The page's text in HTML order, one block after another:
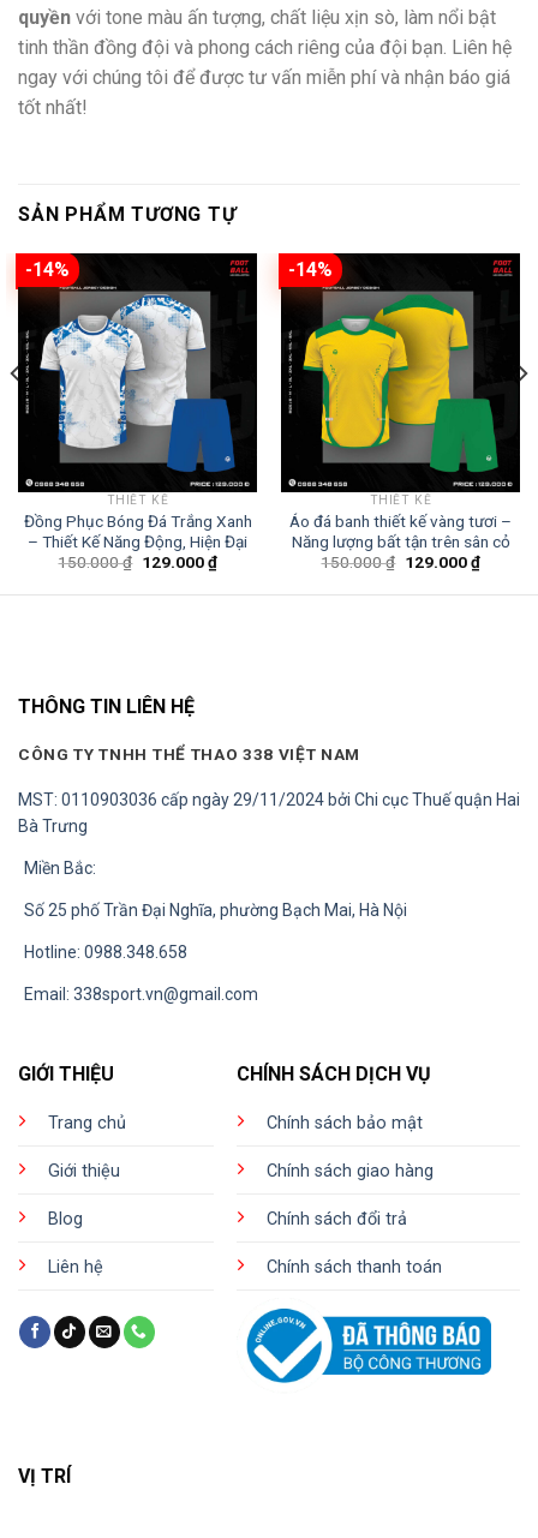
quyền với tone màu ấn tượng, chất liệu xịn sò, làm nổi bật
tinh thần đồng đội và phong cách riêng của đội bạn. Liên hệ
ngay với chúng tôi để được tư vấn miễn phí và nhận báo giá
tốt nhất!
SẢN PHẨM TƯƠNG TỰ
-14%
THIẾT KẾ
Đồng Phục Bóng Đá Trắng Xanh
– Thiết Kế Năng Động, Hiện Đại
150.000₫ Giá
là:
129.000₫Giá
hiện
tại
-14%
THIẾT KẾ
Áo đá banh thiết kế vàng tươi –
Năng lượng bất tận trên sân cỏ
150.000₫ Giá
là:
129.000₫Giá
hiện
tại
THÔNG TIN LIÊN HỆ
CÔNG TY TNHH THỂ THAO 338 VIỆT NAM
MST: 0110903036 cấp ngày 29/11/2024 bởi Chi cục Thuế quận Hai
Bà Trưng
Miền Bắc:
Số 25 phố Trần Đại Nghĩa, phường Bạch Mai, Hà Nội
Hotline: 0988.348.658
Email: 338sport.vn@gmail.com
GIỚI THIỆU
Trang chủ
Giới thiệu
Blog
Liên hệ
CHÍNH SÁCH DỊCH VỤ
Chính sách bảo mật
Chính sách giao hàng
Chính sách đổi trả
Chính sách thanh toán
VỊ TRÍ